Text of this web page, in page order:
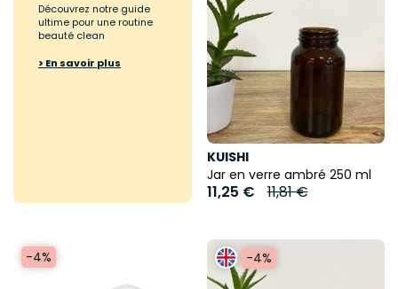
Découvrez notre guide
ultime pour une routine
beauté clean
> En savoir plus
KUISHI
Jar en verre ambré 250 ml
11,25 € 11,81 €
-4% -4%